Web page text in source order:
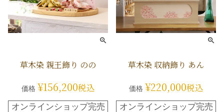
草木染 親王飾り のの
価格 ¥156,200税込
オンラインショップ完売
草木染 収納飾り あん
価格 ¥220,000税込
オンラインショップ完売